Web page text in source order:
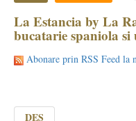
La Estancia by La
bucatarie spaniola si
Abonare prin RSS Feed la
DES